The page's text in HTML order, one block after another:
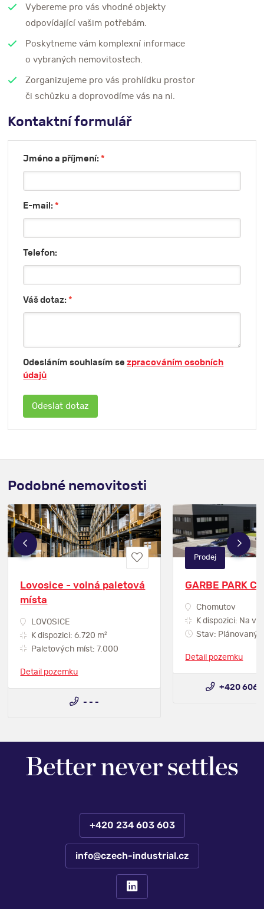
Vybereme pro vás vhodné objekty
odpovídající vašim potřebám.
Poskytneme vám komplexní informace
o vybraných nemovitostech.
Zorganizujeme pro vás prohlídku prostor
či schůzku a doprovodíme vás na ni.
Kontaktní formulář
Jméno a příjmení:*
E-mail:*
Telefon:
Váš dotaz:*
Odesláním souhlasím sezpracováním osobních
údajů
Podobné nemovitosti
Lovosice - volná paletová
místa
LOVOSICE
K dispozici: 6.720 m2
Paletových míst: 7.000
Detail pozemku
- - -
GARBE PARK
Chomutov
K dispozici: Na
Stav: Plánovaný
Detail pozemku
Prodej
+420 606
+420 234 603 603
info@czech-industrial.cz